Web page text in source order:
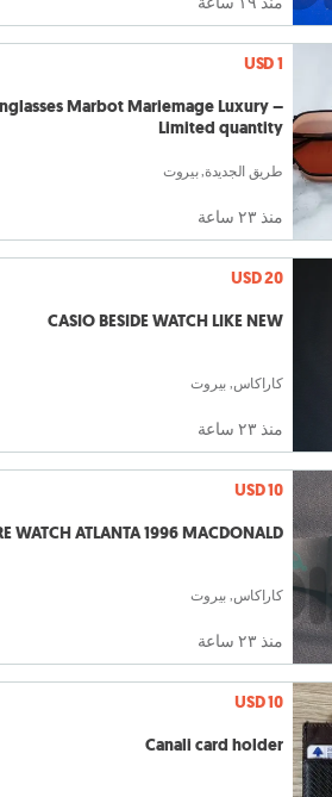
USD 1
Marbot Mariemage Luxury –
Limited quantity
طريق الجديدة, بيروت
منذ ٢٣ ساعة
USD 20
CASIO BESIDE WATCH LIKE NEW
كاراكاس, بيروت
منذ ٢٣ ساعة
USD 10
WATCH ATLANTA 1996 MACDONALD
كاراكاس, بيروت
منذ ٢٣ ساعة
USD 10
Canali card holder